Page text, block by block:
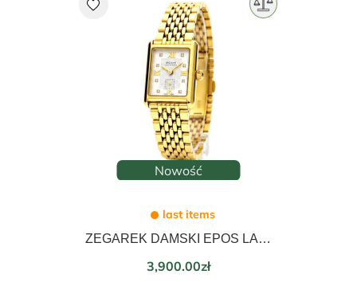
Nowość
last items
ZEGAREK DAMSKI EPOS LADIES DIAMONDS 21mm 8002.702.22.80.32
Price
3,900.00zł
favorite